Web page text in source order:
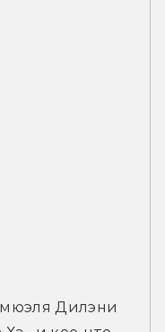
Дилэни